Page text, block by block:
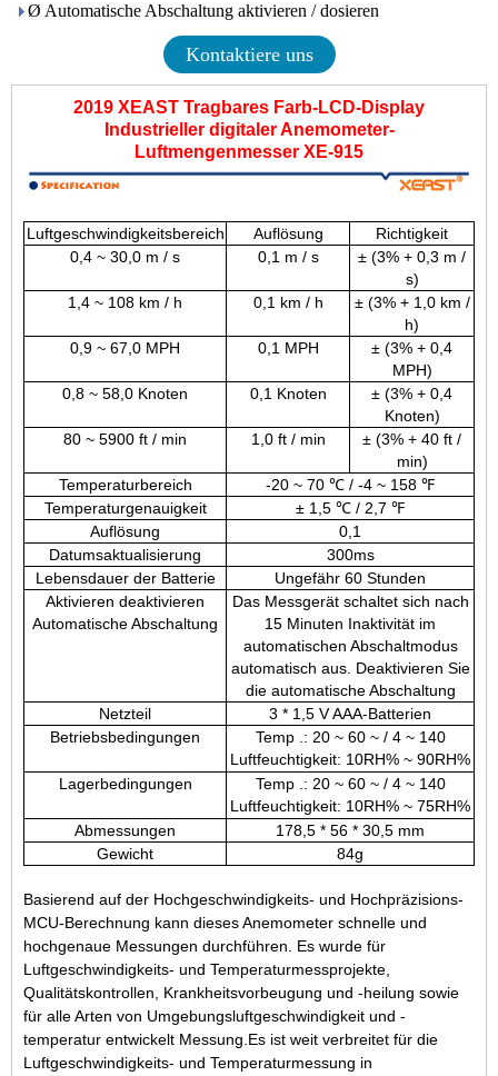
Ø Automatische Abschaltung aktivieren / dosieren
Kontaktiere uns
2019 XEAST Tragbares Farb-LCD-Display
Industrieller digitaler Anemometer-
Luftmengenmesser XE-915
Luftgeschwindigkeitsbereich Auflösung
Richtigkeit
0,4 ~ 30,0 m / s
0,1 m / s
± (3% + 0,3 m /
s)
1,4 ~ 108 km / h
0,1 km / h
± (3% + 1,0 km /
h)
0,9 ~ 67,0 MPH
0,1 MPH
± (3% + 0,4
MPH)
0,8 ~ 58,0 Knoten
0,1 Knoten
± (3% + 0,4
Knoten)
80 ~ 5900 ft / min
1,0 ft / min
± (3% + 40 ft /
min)
Temperaturbereich
-20 ~ 70 ℃ / -4 ~ 158 ℉
Temperaturgenauigkeit
± 1,5 ℃ / 2,7 ℉
Auflösung
0,1
Datumsaktualisierung
300ms
Lebensdauer der Batterie
Ungefähr 60 Stunden
Aktivieren deaktivieren
Automatische Abschaltung
Das Messgerät schaltet sich nach
15 Minuten Inaktivität im
automatischen Abschaltmodus
automatisch aus. Deaktivieren Sie
die automatische Abschaltung
Netzteil
3 * 1,5 V AAA-Batterien
Betriebsbedingungen
Temp .: 20 ~ 60 ~ / 4 ~ 140
Luftfeuchtigkeit: 10RH% ~ 90RH%
Lagerbedingungen
Temp .: 20 ~ 60 ~ / 4 ~ 140
Luftfeuchtigkeit: 10RH% ~ 75RH%
Abmessungen
178,5 * 56 * 30,5 mm
Gewicht
84g
Basierend auf der Hochgeschwindigkeits- und Hochpräzisions-
MCU-Berechnung kann dieses Anemometer schnelle und
hochgenaue Messungen durchführen. Es wurde für
Luftgeschwindigkeits- und Temperaturmessprojekte,
Qualitätskontrollen, Krankheitsvorbeugung und -heilung sowie
für alle Arten von Umgebungsluftgeschwindigkeit und -
temperatur entwickelt Messung.Es ist weit verbreitet für die
Luftgeschwindigkeits- und Temperaturmessung in